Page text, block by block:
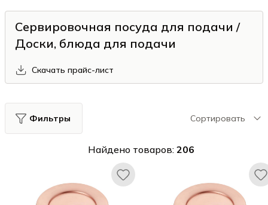
Сервировочная посуда для подачи /
Доски, блюда для подачи
Скачать прайс-лист
Фильтры Сортировать
Найдено товаров: 206